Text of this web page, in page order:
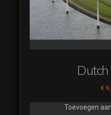
Dutch
€
Toevoegen